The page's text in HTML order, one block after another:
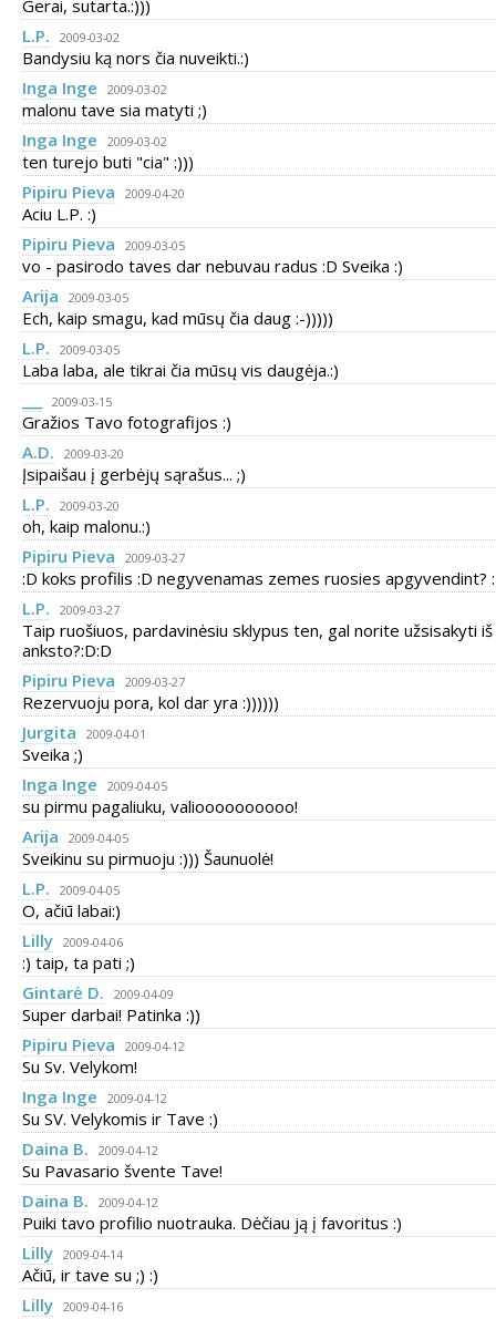
Gerai, sutarta.:)))
L.P.
2009-03-02
Bandysiu ką nors čia nuveikti.:)
Inga Inge
2009-03-02
malonu tave sia matyti ;)
Inga Inge
2009-03-02
ten turejo buti "cia" :)))
Pipiru Pieva
2009-04-20
Aciu L.P. :)
Pipiru Pieva
2009-03-05
vo - pasirodo taves dar nebuvau radus :D Sveika :)
Arija
2009-03-05
Ech, kaip smagu, kad mūsų čia daug :-)))))
L.P.
2009-03-05
Laba laba, ale tikrai čia mūsų vis daugėja.:)
2009-03-15
Gražios Tavo fotografijos :)
A.D.
2009-03-20
Įsipaišau į gerbėjų sąrašus... ;)
L.P.
2009-03-20
oh, kaip malonu.:)
Pipiru Pieva
2009-03-27
:D koks profilis :D negyvenamas zemes ruosies apgyvendint?
L.P.
2009-03-27
Taip ruošiuos, pardavinėsiu sklypus ten, gal norite užsisakyti iš
anksto?:D:D
Pipiru Pieva
2009-03-27
Rezervuoju pora, kol dar yra :))))))
Jurgita
2009-04-01
Sveika ;)
Inga Inge
2009-04-05
su pirmu pagaliuku, valioooooooooo!
Arija
2009-04-05
Sveikinu su pirmuoju :))) Šaunuolė!
L.P.
2009-04-05
O, ačiū labai:)
Lilly 2009-04-06
:) taip, ta pati ;)
Gintarė D.
2009-04-09
Super darbai! Patinka :))
Pipiru Pieva
2009-04-12
Su Sv. Velykom!
Inga Inge
2009-04-12
Su SV. Velykomis ir Tave :)
Daina B.
2009-04-12
Su Pavasario švente Tave!
Daina B.
2009-04-12
Puiki tavo profilio nuotrauka. Dėčiau ją į favoritus :)
Lilly 2009-04-14
Ačiū, ir tave su ;) :)
Lilly 2009-04-16